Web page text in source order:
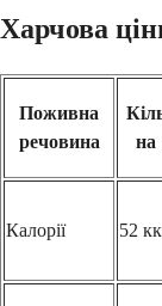
Харчова
Поживна
речовина
на
Калорії 52